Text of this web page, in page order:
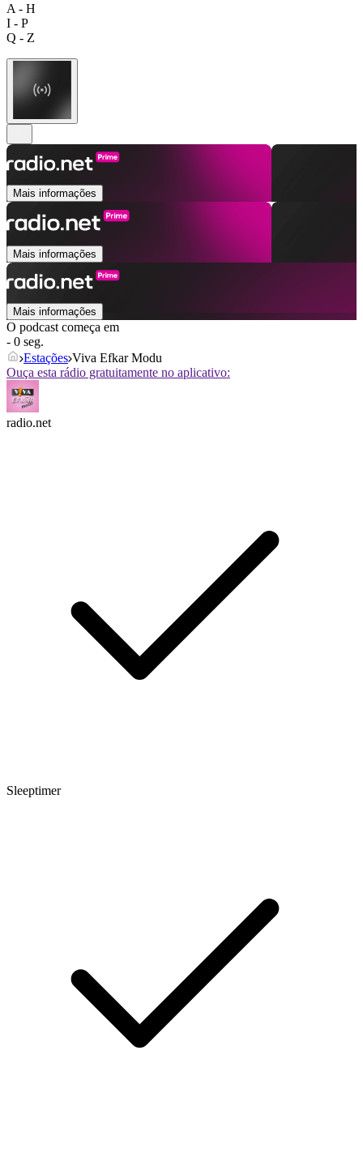
A - H
I - P
Q - Z
Mais informações
Mais informações
Mais informações
O podcast começa em
- 0 seg.
Estações Viva Efkar Modu
Ouça esta rádio gratuitamente no aplicativo:
radio.net
Sleeptimer